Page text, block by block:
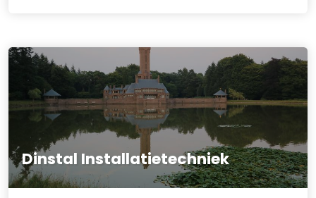
Dinstal Installatietechniek